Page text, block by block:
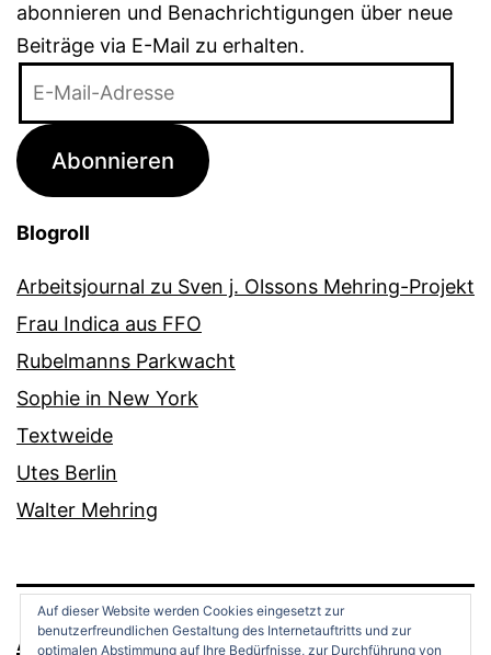
abonnieren und Benachrichtigungen über neue
Beiträge via E-Mail zu erhalten.
Adresse
Abonnieren
Blogroll
Arbeitsjournal zu Sven j. Olssons Mehring-Projekt
Frau Indica aus FFO
Rubelmanns Parkwacht
Sophie in New York
Textweide
Utes Berlin
Walter Mehring
Auf dieser Website werden Cookies eingesetzt zur
benutzerfreundlichen Gestaltung des Internetauftritts und zur
optimalen Abstimmung auf Ihre Bedürfnisse, zur Durchführung von
ANDREAS OPPERMANN